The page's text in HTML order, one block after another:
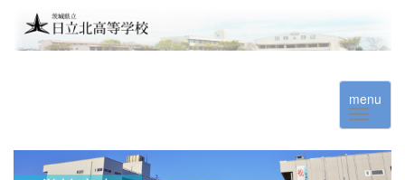
menu